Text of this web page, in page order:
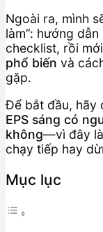
Ngoài ra, mình
làm”: hướng dẫn
checklist, rồi
phổ biến và
gặp.
Để bắt đầu, hãy
EPS sáng có
không—vì đây là
chạy tiếp hay
Mục lục